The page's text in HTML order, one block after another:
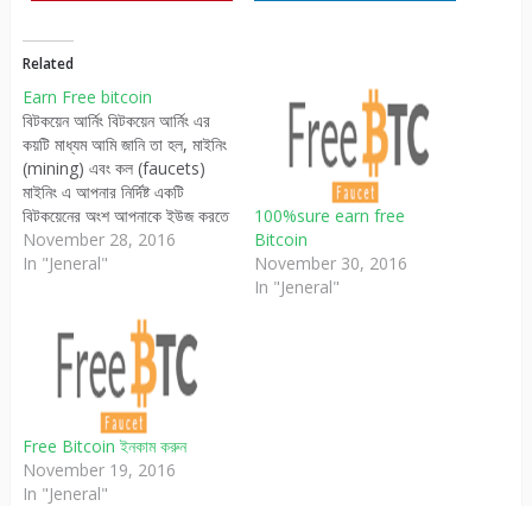
Related
Earn Free bitcoin
বিটকয়েন আর্নিং বিটকয়েন আর্নিং এর
কয়টি মাধ্যম আমি জানি তা হল, মাইনিং
(mining) এবং কল (faucets)
মাইনিং এ আপনার নির্দিষ্ট একটি
বিটকয়েনের অংশ আপনাকে ইউজ করতে
হবে। বর্তমানে এটি অনেক হার্ড একটি
প্রসেস বিটকয়েন আর্ন করার জন্য।
কেবিনামুল্যে বিটকয়েন…
November 28, 2016
In "Jeneral"
100%sure earn free
Bitcoin
November 30, 2016
In "Jeneral"
Free Bitcoin ইনকাম করুন
November 19, 2016
In "Jeneral"